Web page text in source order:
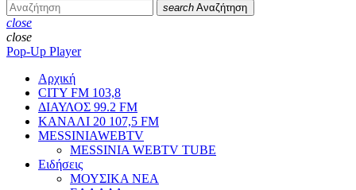
search Αναζήτηση
close
close
Pop-Up Player
Αρχική
CITY FM 103,8
ΔΙΑΥΛΟΣ 99.2 FM
ΚΑΝΑΛΙ 20 107,5 FM
MESSINIAWEBTV
MESSINIA WEBTV TUBE
Eιδήσεις
ΜΟΥΣΙΚΑ ΝΕΑ